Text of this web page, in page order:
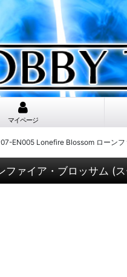
マイページ
EN005 Lonefire Blossom ローン
ァイア・ブロッサム (